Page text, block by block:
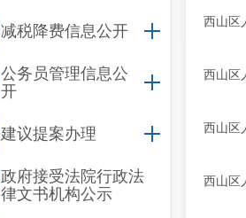
减税降费信息公开
公务员管理信息公
开
建议提案办理
政府接受法院行政法
律文书机构公示
西山区
西山区
西山区
西山区